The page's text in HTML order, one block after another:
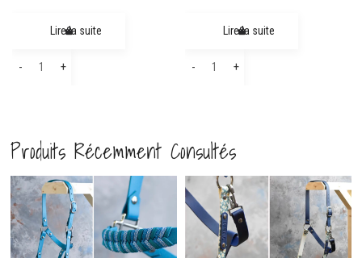
Lire la suite
-
quantité
100%
+
Lire la suite
-
quantité
-
plat
+
Produits Récemment Consultés
-19%